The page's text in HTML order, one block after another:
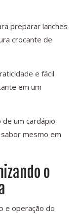
preparar lanches
crocante de
e fácil
em um
um cardápio
mesmo em
o
e operação do